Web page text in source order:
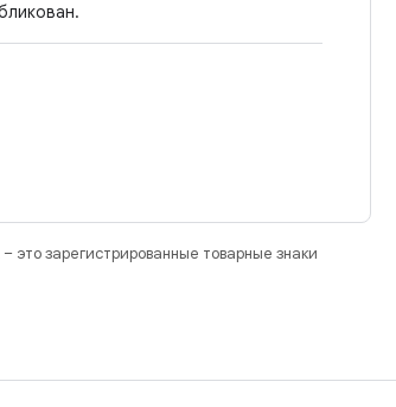
это зарегистрированные товарные знаки